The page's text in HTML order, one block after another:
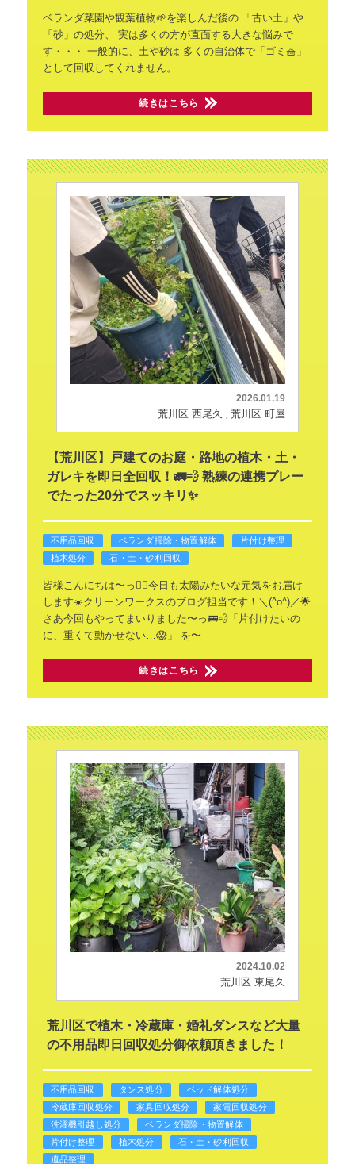
ベランダ菜園や観葉植物🌱を楽しんだ後の「古い土」や
「砂」の処分、
実は多くの方が直面する大きな悩みで
す・・・ 一般的に、土や砂は 多くの自治体で「ゴミ🧺」
として回収してくれません。
続きはこちら
2026.01.19
荒川区 西尾久 荒川区 町屋
​【荒川区】戸建てのお庭・路地の植木・土・
ガレキを即日全回収！🚛💨 熟練の連携プレー
でたった20分でスッキリ✨
不用品回収 ベランダ掃除・物置解体
片付け整理
植木処分
石・土・砂利回収
​皆様こんにちは〜っ🙂‍↕️今日も太陽みたいな元気をお届け
します☀️クリーンワークスのブログ担当です！＼(^o^)／🌟​
さあ今回もやってまいりました〜っ🚌💨​「片付けたいの
に、重くて動かせない…😱」
を〜
続きはこちら
2024.10.02
荒川区 東尾久
荒川区で植木・冷蔵庫・婚礼ダンスなど大量
の不用品即日回収処分御依頼頂きました！
不用品回収 タンス処分
ベッド解体処分
冷蔵庫回収処分
家具回収処分
家電回収処分
洗濯機引越し処分
ベランダ掃除・物置解体
片付け整理
植木処分
石・土・砂利回収
遺品整理